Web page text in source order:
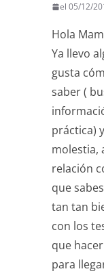
el 05/12/
Hola
Ya llevo
gusta
saber (
práctica)
molestia,
relación
que
tan tan
con los
que
para